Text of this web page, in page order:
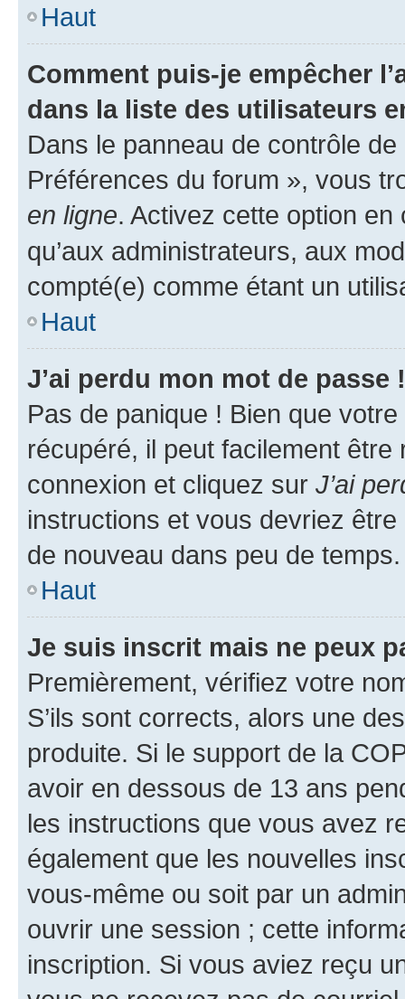
Haut
Comment puis-je empêcher
dans la liste des utilisateurs
Dans le panneau de contrôle
Préférences du forum », vous
en ligne. Activez cette option
qu’aux administrateurs, aux
compté(e) comme étant un
Haut
J’ai perdu mon mot de passe !
Pas de panique ! Bien que
récupéré, il peut facilement
connexion et cliquez sur J’ai
instructions et vous devriez
de nouveau dans peu de temps.
Haut
Je suis inscrit mais ne peux
Premièrement, vérifiez votre
S’ils sont corrects, alors une
produite. Si le support de la
avoir en dessous de 13 ans
les instructions que vous avez
également que les nouvelles
vous-même ou soit par un
ouvrir une session ; cette
inscription. Si vous aviez reçu